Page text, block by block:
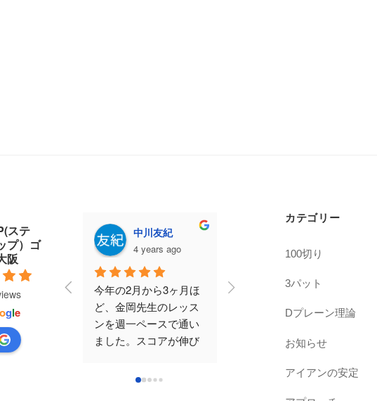
ステ
プ）ゴ
阪
ogle
川友紀
ago
ら3ヶ月ほ
生のレッス
ースで通い
コアが伸び
115位から
maho ochiai
4 years ago
ゴルフは全くの初心者
ですが、周りから誘わ
れることも多く、はじ
めてみたくて、近所の
り調べて、こちらを選
4 years ago
こちらのコメントを見
て、体験に参加後入会
させてもらいました。
運動経験がないので不
優しいので楽しく通え
カテゴリー
100切り
3パット
Dプレーン理論
お知らせ
アイアンの安定